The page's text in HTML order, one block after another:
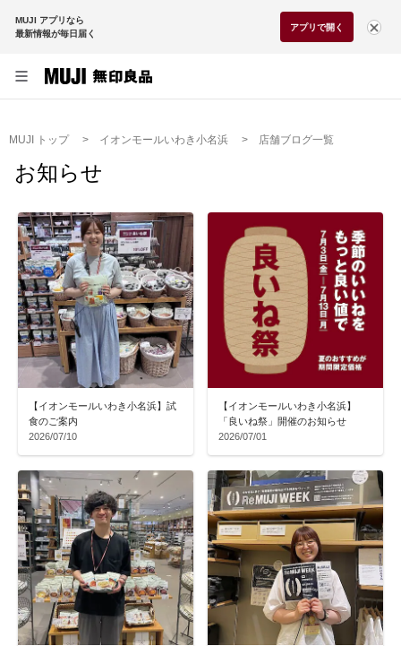
MUJI アプリなら
最新情報が毎日届く
アプリで開く
MUJI トップ イオンモールいわき小名浜 店舗ブログ一覧
お知らせ
【イオンモールいわき小名浜】試
食のご案内
2026/07/10
【イオンモールいわき小名浜】
「良いね祭」開催のお知らせ
2026/07/01